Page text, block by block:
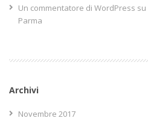
Un commentatore di WordPress su
Parma
Archivi
Novembre 2017